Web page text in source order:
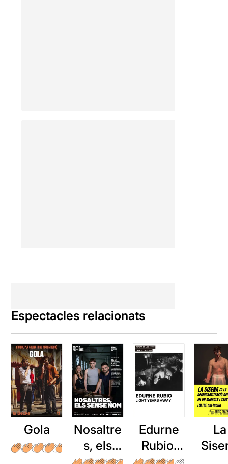
Espectacles relacionats
Gola
Nosaltre
s, els
Edurne
Rubio:
La